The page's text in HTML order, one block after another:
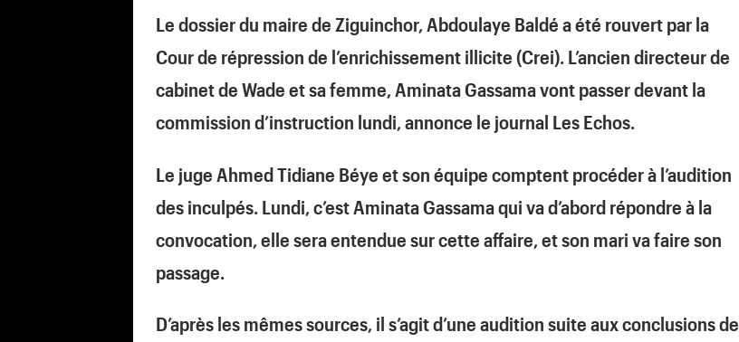
Le dossier du maire de Ziguinchor, Abdoulaye Baldé a été rouvert par la
Cour de répression de l’enrichissement illicite (Crei). L’ancien directeur de
cabinet de Wade et sa femme, Aminata Gassama vont passer devant la
commission d’instruction lundi, annonce le journal Les Echos.
Le juge Ahmed Tidiane Béye et son équipe comptent procéder à l’audition
des inculpés. Lundi, c’est Aminata Gassama qui va d’abord répondre à la
convocation, elle sera entendue sur cette affaire, et son mari va faire son
passage.
D’après les mêmes sources, il s’agit d’une audition suite aux conclusions de